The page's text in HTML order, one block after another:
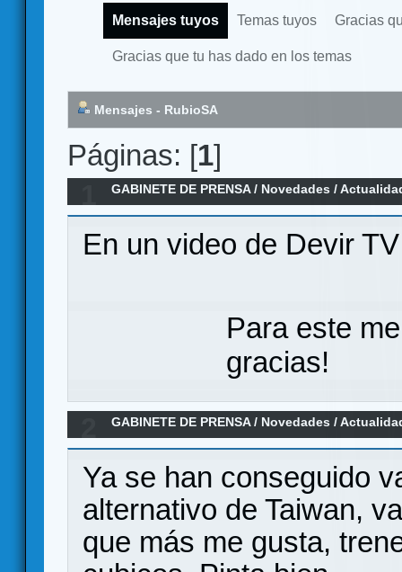
Mensajes tuyos Temas tuyos Gracias
Gracias que tu has dado en los temas
Mensajes - RubioSA
Páginas: [1]
GABINETE DE PRENSA/ Novedades /
En un video de Devir
Para este
gracias!
GABINETE DE PRENSA/ Novedades /
en Kickstarter
Ya se han conseguido
alternativo de Taiwan,
que más me gusta,